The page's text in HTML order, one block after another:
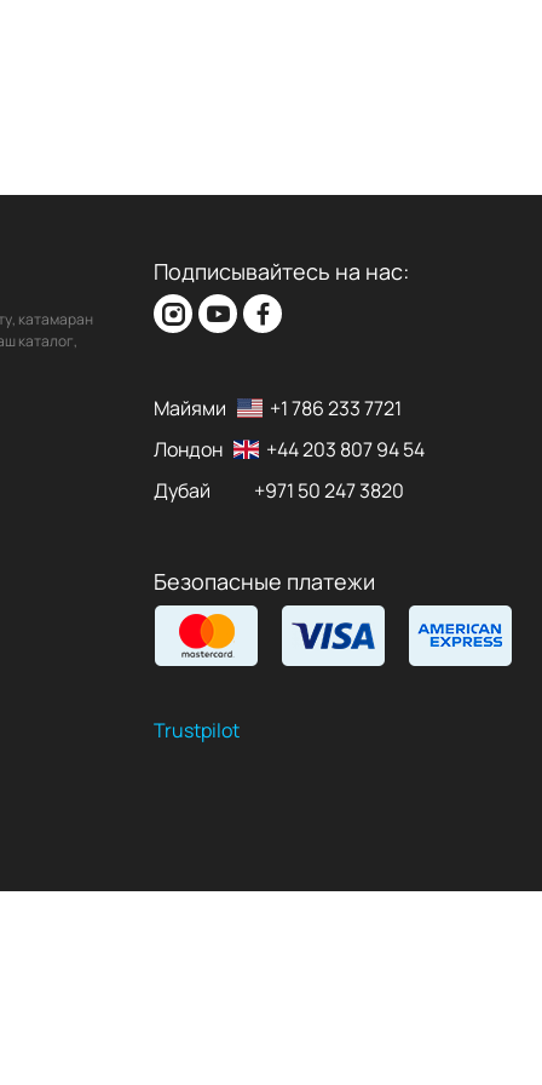
катамаран
каталог,
Подписывайтесь на нас:
Майями
+1 786 233 7721
Лондон
+44 203 807 94 54
Дубай
+971 50 247 3820
Безопасные платежи
Trustpilot